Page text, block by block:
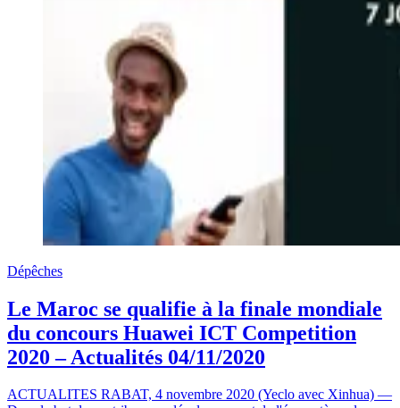
Dépêches
Le Maroc se qualifie à la finale mondiale
du concours Huawei ICT Competition
2020 – Actualités 04/11/2020
ACTUALITES RABAT, 4 novembre 2020 (Yeclo avec Xinhua) —